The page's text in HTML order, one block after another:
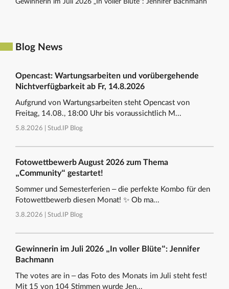
Gewinnerin im Juli 2026 „In voller Blüte“: Jennifer Bachmann
Blog News
Opencast: Wartungsarbeiten und vorübergehende
Nichtverfügbarkeit ab Fr, 14.8.2026
Aufgrund von Wartungsarbeiten steht Opencast von
Freitag, 14.08., 18:00 Uhr bis voraussichtlich M...
5.8.2026 | Stud.IP Blog
Fotowettbewerb August 2026 zum Thema
„Community“ gestartet!
Sommer und Semesterferien – die perfekte Kombo für den
Fotowettbewerb diesen Monat! ✨ Ob ma...
3.8.2026 | Stud.IP Blog
Gewinnerin im Juli 2026 „In voller Blüte“: Jennifer
Bachmann
The votes are in – das Foto des Monats im Juli steht fest!
Mit 15 von 104 Stimmen wurde Jen...